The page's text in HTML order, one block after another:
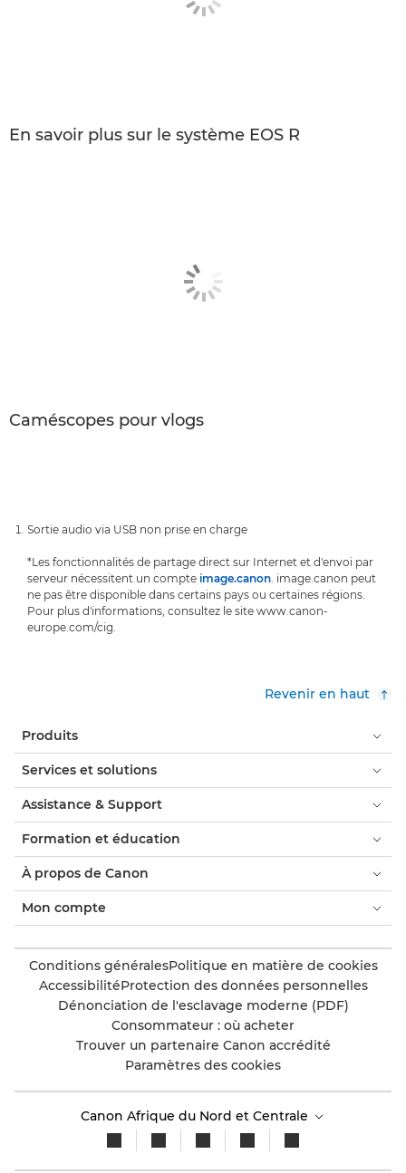
En savoir plus sur le système EOS R
Caméscopes pour vlogs
Sortie audio via USB non prise en charge
*Les fonctionnalités de partage direct sur Internet et d'envoi par
serveur nécessitent un compte image.canon. image.canon peut
ne pas être disponible dans certains pays ou certaines régions.
Pour plus d'informations, consultez le site www.canon-
europe.com/cig.
Revenir en haut
Produits
Services et solutions
Assistance & Support
Formation et éducation
À propos de Canon
Mon compte
Conditions généralesPolitique en matière de cookies
AccessibilitéProtection des données personnelles
Dénonciation de l'esclavage moderne (PDF)
Consommateur : où acheter
Trouver un partenaire Canon accrédité
Paramètres des cookies
Canon Afrique du Nord et Centrale